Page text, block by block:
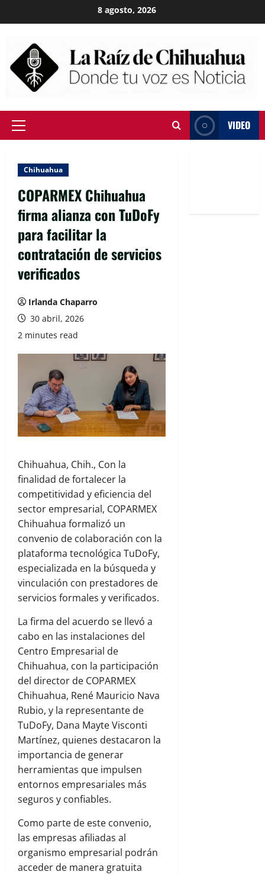
to
8 agosto, 2026
Primary
VIDEO
Chihuahua
COPARMEX Chihuahua
firma alianza con TuDoFy
para facilitar la
contratación de servicios
verificados
Irlanda Chaparro
30 abril, 2026
2 minutes read
Chihuahua, Chih., Con la
finalidad de fortalecer la
competitividad y eficiencia del
sector empresarial, COPARMEX
Chihuahua formalizó un
convenio de colaboración con la
plataforma tecnológica TuDoFy,
especializada en la búsqueda y
vinculación con prestadores de
servicios formales y verificados.
La firma del acuerdo se llevó a
cabo en las instalaciones del
Centro Empresarial de
Chihuahua, con la participación
del director de COPARMEX
Chihuahua, René Mauricio Nava
Rubio, y la representante de
TuDoFy, Dana Mayte Visconti
Martínez, quienes destacaron la
importancia de generar
herramientas que impulsen
entornos empresariales más
seguros y confiables.
Como parte de este convenio,
las empresas afiliadas al
organismo empresarial podrán
acceder de manera gratuita